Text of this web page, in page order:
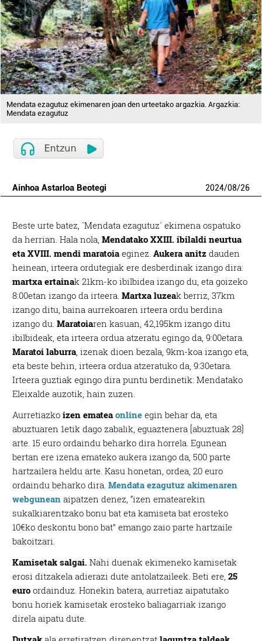
Mendata ezagutuz ekimenaren joan den urteetako argazkia. Argazkia:
Mendata ezagutuz
Ainhoa Astarloa Beotegi 2024/08/26
Beste urte batez, `Mendata ezagutuz´ ekimena ospatuko
da herrian. Hala nola,Mendatako XXIII. ibilaldi neurtua
eta XVIII. mendi maratoia eginez.Aukera anitz dauden
heinean, irteera ordutegiak ere desberdinak izango dira:
martxa ertainak 21km-ko ibilbidea izango du, eta goizeko
8:00etan izango da irteera.Martxa luzeak berriz, 37km
izango ditu, baina aurrekoaren irteera ordu berdina
izango du.Maratoiaren kasuan, 42,195km izango ditu
ibilbideak, eta irteera ordua atzeratu egingo da, 9:00etara.
Maratoi laburra, izenak dioen bezala, 9km-koa izango eta,
eta beste behin, irteera ordua atzeratuko da, 9:30etara.
Irteera guztiak egingo dira puntu berdinetik: Mendatako
Eleixalde auzotik, hain zuzen.
Aurretiazkoizen ematea online egin behar da, eta
abuztuaren 1etik dago zabalik, eguaztenera [abuztuak 28]
arte. 15 euro ordaindu beharko dira horrela. Egunean
bertan ere izena emateko aukera izango da, 500 parte
hartzailera heldu arte. Kasu honetan, ordea, 20 euro
ordaindu beharko dira.Mendata ezagutuz akimenaren
webgunean aipatzen denez, “izen ematearekin
sukalkiarentzako bonu bat eta kamiseta bat erosteko
10€ko deskontu bono bat” emango zaio parte hartzaile
bakoitzari.
Kamisetak salgai. Nahi duenak ekimeneko kamisetak
erosi ditzakela adierazi dute antolatzaileek. Beti ere,25
euro ordainduz. Honekin batera, aurretiaz aipatutako
bonu horiek kamisetak erosteko baliagarriak izango
direla aipatu dute.